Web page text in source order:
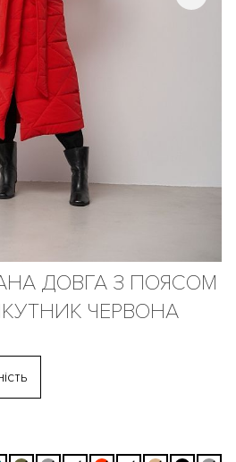
ДОВГА З ПОЯСОМ
ЧЕРВОНА